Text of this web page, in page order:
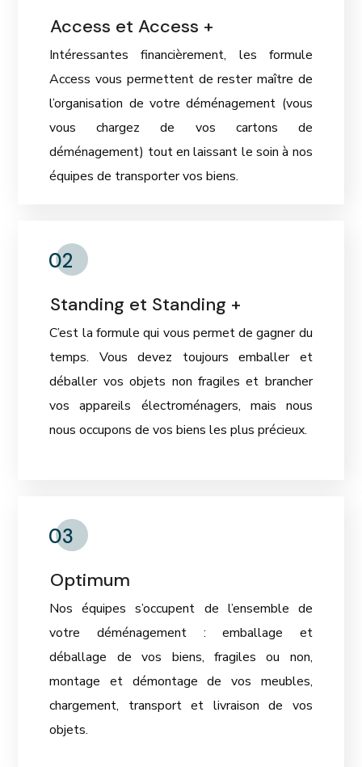
Access et Access +
Intéressantes financièrement, les formule
Access vous permettent de rester maître de
l’organisation de votre déménagement (vous
vous chargez de vos cartons de
déménagement) tout en laissant le soin à nos
équipes de transporter vos biens.
02
Standing et Standing +
C’est la formule qui vous permet de gagner du
temps. Vous devez toujours emballer et
déballer vos objets non fragiles et brancher
vos appareils électroménagers, mais nous
nous occupons de vos biens les plus précieux.
03
Optimum
Nos équipes s’occupent de l’ensemble de
votre déménagement : emballage et
déballage de vos biens, fragiles ou non,
montage et démontage de vos meubles,
chargement, transport et livraison de vos
objets.